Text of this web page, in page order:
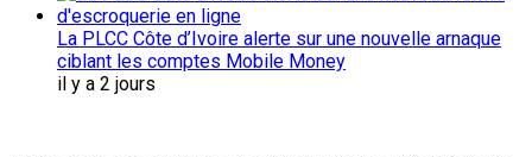
La PLCC Côte d’Ivoire alerte sur une nouvelle arnaque
ciblant les comptes Mobile Money
il y a 2 jours